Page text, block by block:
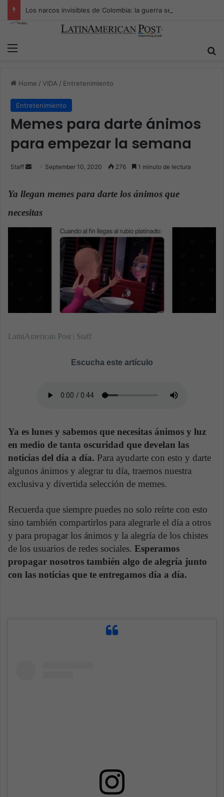
Home / VIDA / Entretenimiento
Entretenimiento
Memes para darte ánimos
para empezar la semana
Staff
n
a
n
September 10, 2020 276 1 minuto de lectura
Ya llegan memes para darte los ánimos que
necesitas
LatinAmerican Post | Staff
Escucha este artículo
Ya es lunes y sabemos que necesitas ánimos y luz
en medio de tanta oscuridad que develan las
noticias del día a día. Para ayudarte con esto y darte
algunos ánimos y alegrar tu día, traemos nuestra
exclusiva y divertida selección de memes.
Recuerda que siempre puedes no solo reírte con esto
sino también compartirlos para alegrarle el día a otros
y para propagar los ánimos y la alegría de los chistes
de los usuarios de redes sociales. Esperamos
propagar nosotros también algo de alegría junto
con las noticias que te entregamos día a día.